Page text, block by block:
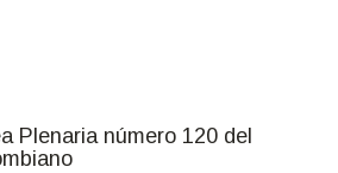
Plenaria número 120 del